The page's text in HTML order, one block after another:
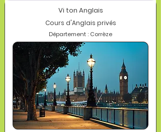
Vi ton Anglais
Cours d'Anglais privés
Département : Corrèze